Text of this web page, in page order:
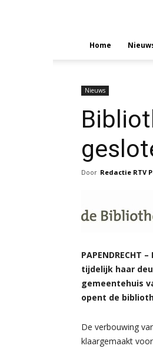
Home
Nieuws
Door Redactie RTV
tijdelijk haar
gemeentehuis
opent de
De verbouwing
klaargemaakt